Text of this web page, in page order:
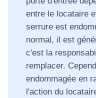
entre le locataire
serrure est
normal, il est
c'est la
remplacer.
endommagée en
l'action du